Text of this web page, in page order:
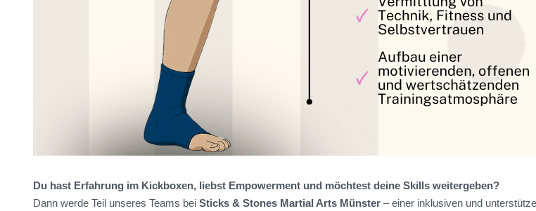
Du hast Erfahrung im Kickboxen, liebst Empowerment und möchtest deine Skills weitergeben?
Dann werde Teil unseres Teams bei Sticks & Stones Martial Arts Münster – einer inklusiven und